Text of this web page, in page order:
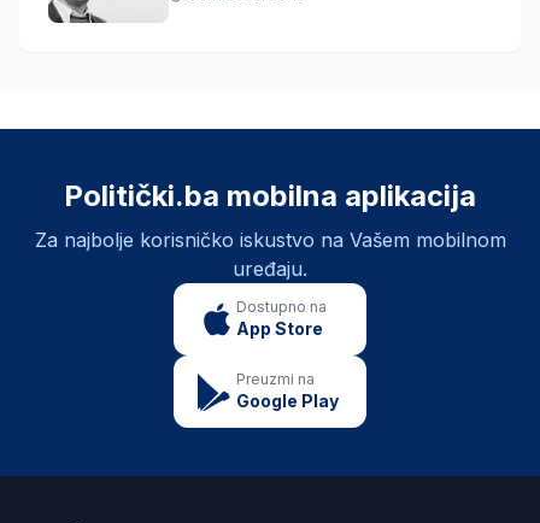
Politički.ba mobilna aplikacija
Za najbolje korisničko iskustvo na Vašem mobilnom
uređaju.
Dostupno na
App Store
Preuzmi na
Google Play